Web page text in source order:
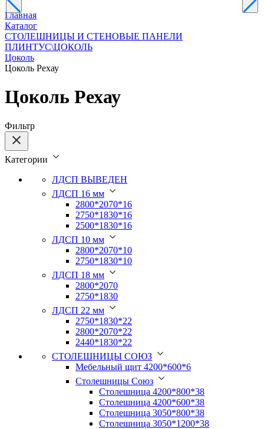
Главная
Каталог
СТОЛЕШНИЦЫ И СТЕНОВЫЕ ПАНЕЛИ
ПЛИНТУС\ЦОКОЛЬ
Цоколь
Цоколь Рехау
Цоколь Рехау
Фильтр
Категории
ЛДСП ВЫВЕДЕН
ЛДСП 16 мм
2800*2070*16
2750*1830*16
2500*1830*16
ЛДСП 10 мм
2800*2070*10
2750*1830*10
ЛДСП 18 мм
2800*2070
2750*1830
ЛДСП 22 мм
2750*1830*22
2800*2070*22
2440*1830*22
СТОЛЕШНИЦЫ СОЮЗ
Мебельный щит 4200*600*6
Столешницы Союз
Столешница 4200*800*38
Столешница 4200*600*38
Столешница 3050*800*38
Столешница 3050*1200*38